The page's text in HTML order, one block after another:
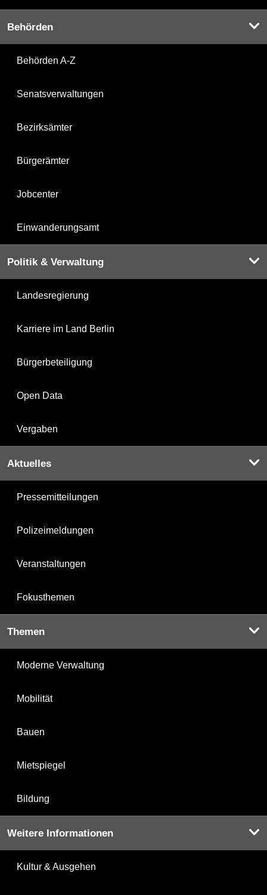
Behörden
Behörden A-Z
Senatsverwaltungen
Bezirksämter
Bürgerämter
Jobcenter
Einwanderungsamt
Politik & Verwaltung
Landesregierung
Karriere im Land Berlin
Bürgerbeteiligung
Open Data
Vergaben
Aktuelles
Pressemitteilungen
Polizeimeldungen
Veranstaltungen
Fokusthemen
Themen
Moderne Verwaltung
Mobilität
Bauen
Mietspiegel
Bildung
Weitere Informationen
Kultur & Ausgehen